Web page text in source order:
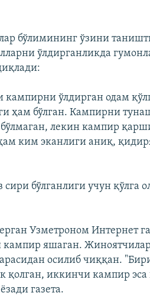
бўлимининг ўзини
ўлдирганликда
кампирни ўлдирган одам
ҳам бўлган. Кампирни
лекин кампир
ким эканлиги аниқ,
бўлганлиги учун қўлга
Узметроном Интернет
кампир яшаган.
осилиб чиққан.
қолган, иккинчи кампир
газета.